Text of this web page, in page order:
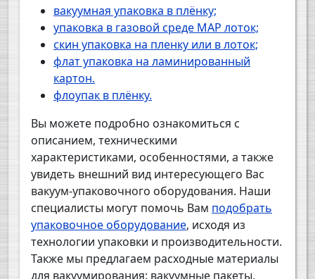
вакуумная упаковка в плёнку;
упаковка в газовой среде MAP лоток;
скин упаковка на пленку или в лоток;
флат упаковка на ламинированный
картон.
флоупак в плёнку.
Вы можете подробно ознакомиться с
описанием, техническими
характеристиками, особенностями, а также
увидеть внешний вид интересующего Вас
вакуум-упаковочного оборудования. Наши
специалисты могут помочь Вам подобрать
упаковочное оборудование, исходя из
технологии упаковки и производительности.
Также мы предлагаем расходные материалы
для вакуумирования: вакуумные пакеты,